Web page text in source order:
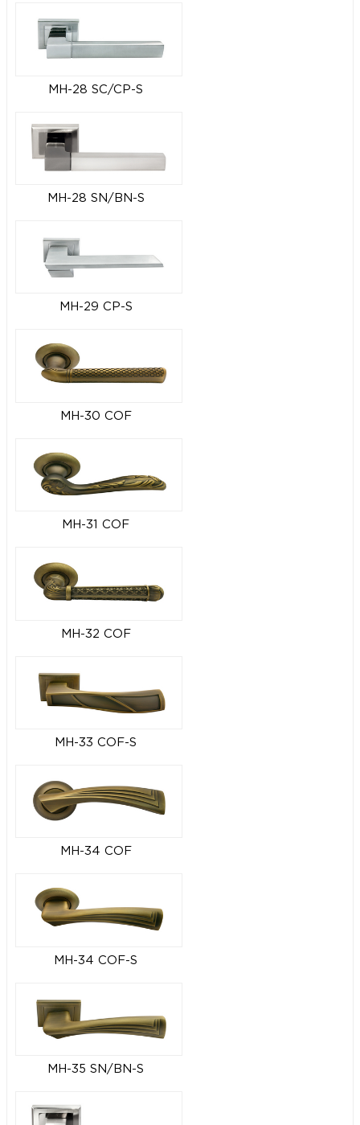
MH-28 SC/CP-S
MH-28 SN/BN-S
MH-29 CP-S
MH-30 COF
MH-31 COF
MH-32 COF
MH-33 COF-S
MH-34 COF
MH-34 COF-S
MH-35 SN/BN-S